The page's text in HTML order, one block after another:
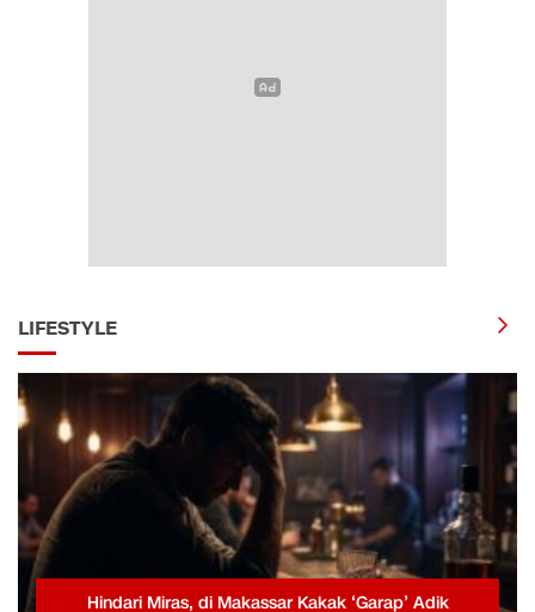
LIFESTYLE
Hindari Miras, di Makassar Kakak ‘Garap’ Adik